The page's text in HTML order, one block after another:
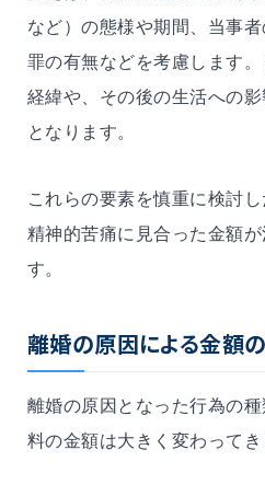
など）の態様や期間、当事
罪の有無などを考慮します
経緯や、その後の生活への
となります。
これらの要素を慎重に検討
精神的苦痛に見合った金額
す。
離婚の原因による金額
離婚の原因となった行為の
料の金額は大きく変わってき